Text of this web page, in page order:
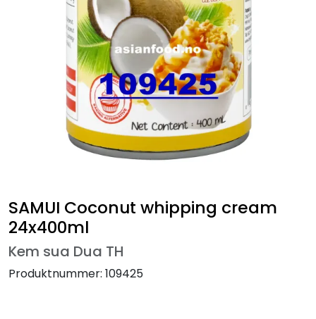
SAMUI Coconut whipping cream
24x400ml
Kem sua Dua TH
Produktnummer: 109425